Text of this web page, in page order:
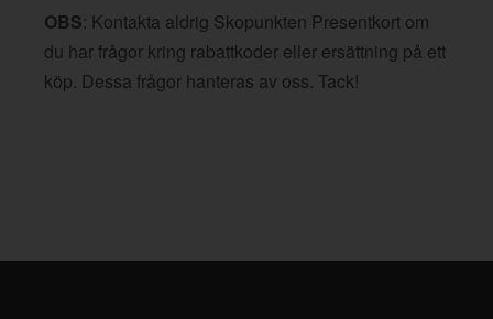
OBS: Kontakta aldrig Skopunkten Presentkort om
du har frågor kring rabattkoder eller ersättning på ett
köp. Dessa frågor hanteras av oss. Tack!